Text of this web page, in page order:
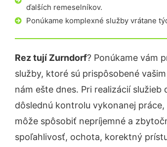
ďalších remeselníkov.
Ponúkame komplexné služby vrátane
Rez tují Zurndorf? Ponúkame vám
služby, ktoré sú prispôsobené
nám ešte dnes. Pri realizácií
dôslednú kontrolu vykonanej
môže spôsobiť nepríjemné a
spoľahlivosť, ochota, korektný